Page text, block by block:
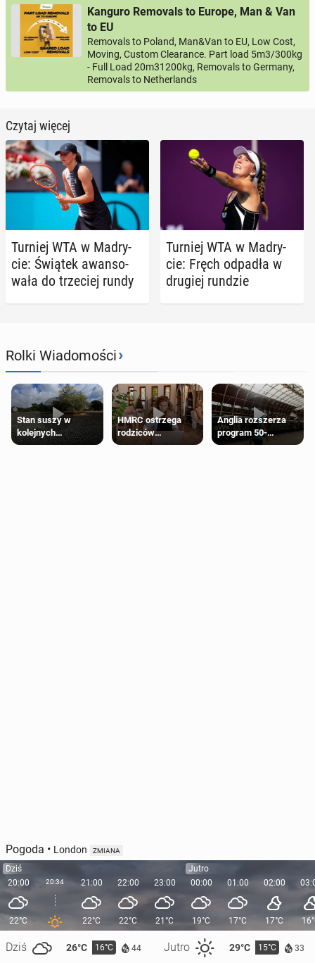
Kanguro Removals to Europe, Man & Van
to EU
Removals to Poland, Man&Van to EU, Low Cost,
Moving, Custom Clearance. Part load 5m3/300kg
- Full Load 20m31200kg, Removals to Germany,
Removals to Netherlands
Czytaj więcej
Turniej WTA w Ma­dry­
cie: Świątek awan­so­
wa­ła do trze­ciej rundy
Turniej WTA w Ma­dry­
cie: Fręch odpadła w
drugiej rundzie
Rolki Wiadomości›
Stan suszy w
kolejnych
regionach Anglii.
HMRC ostrzega
rodziców
pobierających Child
Anglia rozszerza
program 50-
procentowych
Pogoda • London ZMIANA
Dziś
20:00
22°C
Dziś 26°C 16°C 44 Jutro 29°C 15°C 33
20:34 21:00
22°C
22:00
22°C
23:00
21°C
Jutro
00:00
19°C
01:00
17°C
02:00
17°C